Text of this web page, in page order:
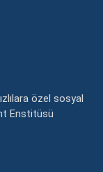
özel sosyal
Enstitüsü